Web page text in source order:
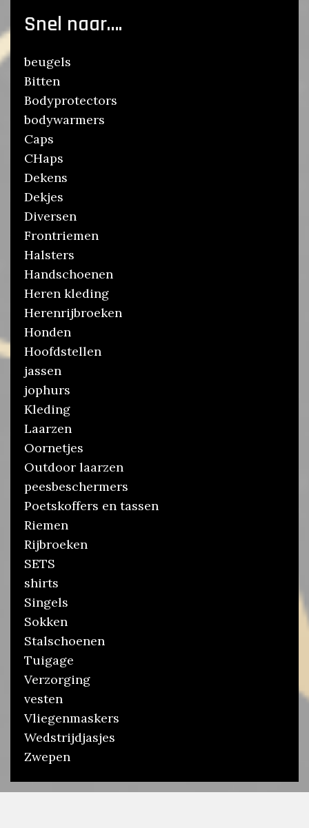
Snel naar….
beugels
Bitten
Bodyprotectors
bodywarmers
Caps
CHaps
Dekens
Dekjes
Diversen
Frontriemen
Halsters
Handschoenen
Heren kleding
Herenrijbroeken
Honden
Hoofdstellen
jassen
jophurs
Kleding
Laarzen
Oornetjes
Outdoor laarzen
peesbeschermers
Poetskoffers en tassen
Riemen
Rijbroeken
SETS
shirts
Singels
Sokken
Stalschoenen
Tuigage
Verzorging
vesten
Vliegenmaskers
Wedstrijdjasjes
Zwepen